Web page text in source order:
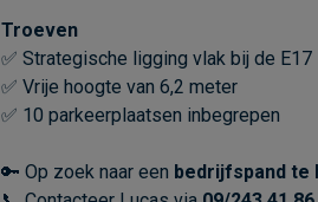
Troeven
✅ Strategische ligging vlak bij de E17
✅ Vrije hoogte van 6,2 meter
✅ 10 parkeerplaatsen inbegrepen
🔑 Op zoek naar een bedrijfspand te